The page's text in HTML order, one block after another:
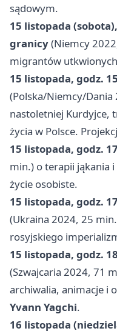
sądowym.
15 listopada
granicy(Niemcy
migrantów
15 listopada, godz.
(Polska/Niemcy/
nastoletniej Kurdyjce,
życia w Polsce.
15 listopada, godz. 17
min.) o terapii jąkania
życie osobiste.
15 listopada, godz.
(Ukraina 2024, 25
rosyjskiego
15 listopada, godz. 18
(Szwajcaria 2024, 71
archiwalia, animacje i
Yvann Yagchi.
16 listopada